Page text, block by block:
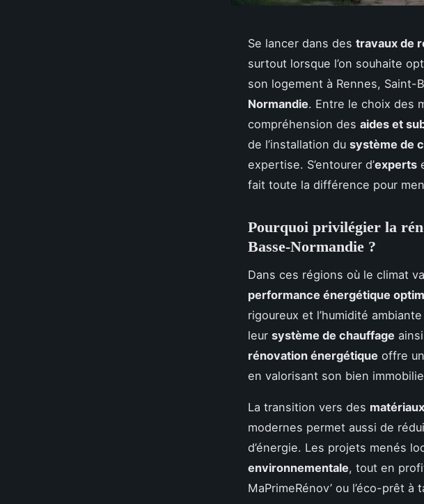
Se lancer dans des travaux de
surtout lorsque l’on souhaite
son logement à Rennes, Saint-
Normandie. Entre le choix des
compréhension des aides et
de l’installation du système de
expertise. S’entourer d’experts
fait toute la différence pour
Pourquoi privilégier la
Basse-Normandie ?
Dans ces régions où le climat
performance énergétique
rigoureux et l’humidité
leur système de chauffage
rénovation énergétique offre
en valorisant son bien
La transition vers des
modernes permet aussi de
d’énergie. Les projets menés
environnementale, tout en
MaPrimeRénov’ ou l’éco-prêt à